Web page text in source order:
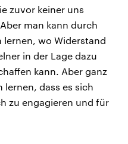
zuvor keiner uns
man kann durch
lernen, wo Widerstand
in der Lage dazu
kann. Aber ganz
lernen, dass es sich
zu engagieren und für